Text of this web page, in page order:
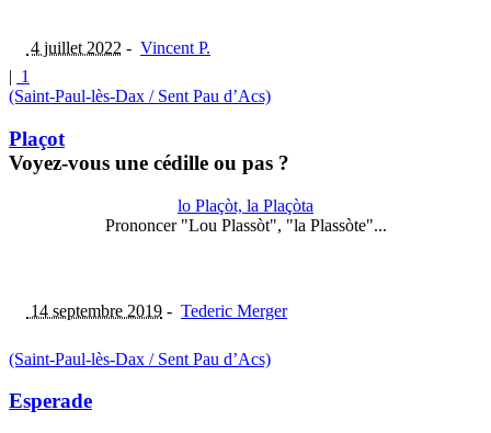
4 juillet 2022 - Vincent P.
| 1
(Saint-Paul-lès-Dax / Sent Pau d’Acs)
Plaçot
Voyez-vous une cédille ou pas ?
lo Plaçòt, la Plaçòta
Prononcer "Lou Plassòt", "la Plassòte"...
14 septembre 2019 - Tederic Merger
(Saint-Paul-lès-Dax / Sent Pau d’Acs)
Esperade